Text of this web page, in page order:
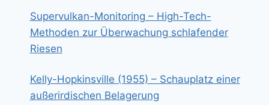
Supervulkan-Monitoring – High-Tech-
Methoden zur Überwachung schlafender
Riesen
Kelly-Hopkinsville (1955) – Schauplatz einer
außerirdischen Belagerung